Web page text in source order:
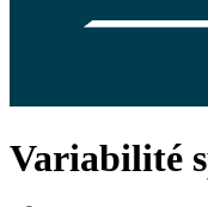
Variabilité